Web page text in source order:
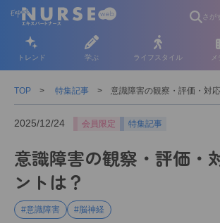
さが
トレンド 学ぶ ライフスタイル メ
TOP 特集記事 意識障害の観察・評価・対
2025/12/24 会員限定 特集記事
意識障害の観察・評価・
ントは？
#意識障害 #脳神経